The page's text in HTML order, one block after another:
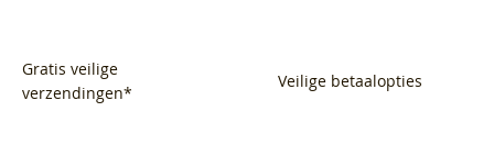
Gratis veilige
verzendingen*
Veilige betaalopties